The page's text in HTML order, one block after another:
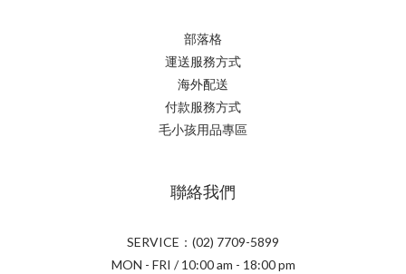
部落格
運送服務方式
海外配送
付款服務方式
毛小孩用品專區
聯絡我們
SERVICE：(02) 7709-5899
MON - FRI / 10:00 am - 18:00 pm